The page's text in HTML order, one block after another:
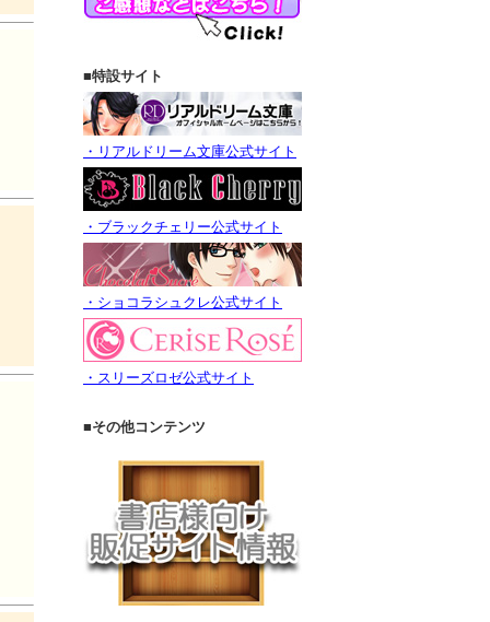
■特設サイト
・リアルドリーム文庫公式サイト
・ブラックチェリー公式サイト
・ショコラシュクレ公式サイト
・スリーズロゼ公式サイト
■その他コンテンツ